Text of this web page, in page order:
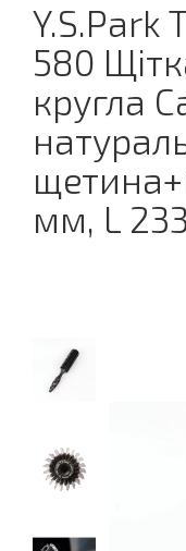
Y.S.Park
580
кругла
мм, L